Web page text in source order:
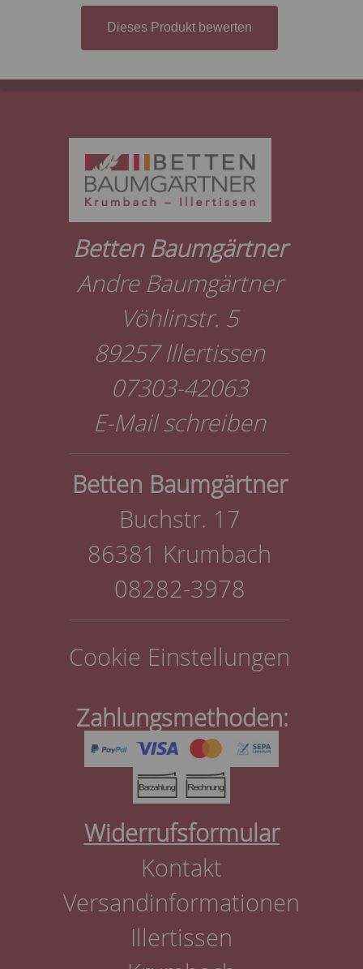
Dieses Produkt bewerten
Betten Baumgärtner
Andre Baumgärtner
Vöhlinstr. 5
89257 Illertissen
07303-42063
E-Mail schreiben
Betten Baumgärtner
Buchstr. 17
86381 Krumbach
08282-3978
Cookie Einstellungen
Zahlungsmethoden:
Widerrufsformular
Kontakt
Versandinformationen
Illertissen